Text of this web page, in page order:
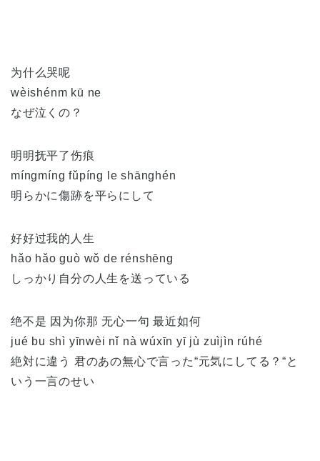
为什么哭呢
wèishénm kū ne
なぜ泣くの？
明明抚平了伤痕
míngmíng fǔpíng le shānghén
明らかに傷跡を平らにして
好好过我的人生
hǎo hǎo guò wǒ de rénshēng
しっかり自分の人生を送っている
绝不是 因为你那 无心一句 最近如何
jué bu shì yīnwèi nǐ nà wúxīn yī jù zuìjìn rúhé
絶対に違う 君のあの無心で言った“元気にしてる？“と
いう一言のせい